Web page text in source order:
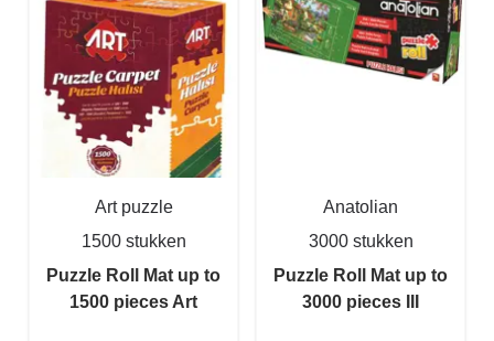
Art puzzle
1500 stukken
Puzzle Roll Mat up to
1500 pieces Art
Anatolian
3000 stukken
Puzzle Roll Mat up to
3000 pieces III